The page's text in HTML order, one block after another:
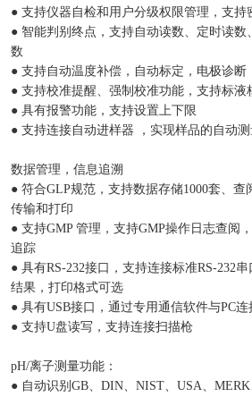
● 支持仪器自检和用户分级权限管理，支持
● 智能判别终点，支持自动读数、定时读
数
● 支持自动温度补偿，自动标定，电极诊断
● 支持校准提醒、强制校准功能，支持标
● 具有报警功能，支持设置上下限
● 支持连接自动进样器 ，实现样品的自动测
数据管理，信息追溯
● 符合GLP规范，支持数据存储1000套、查
传输和打印
● 支持GMP 管理，支持GMP操作日志查阅
追踪
● 具有RS-232接口，支持连接标准RS-232
结果，打印格式可选
● 具有USB接口，通过专用通信软件与PC
● 支持U盘读写，支持连接扫描枪
pH/离子测量功能：
● 自动识别GB、DIN、NIST、USA、